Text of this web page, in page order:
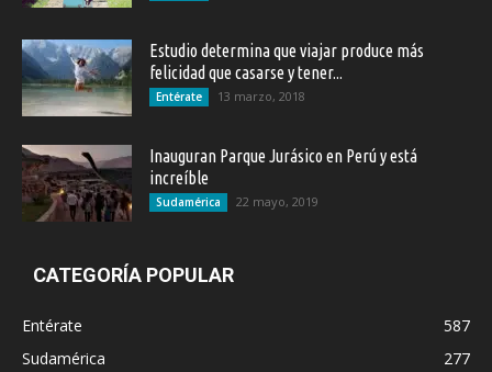
Estudio determina que viajar produce más
felicidad que casarse y tener...
Entérate 13 marzo, 2018
Inauguran Parque Jurásico en Perú y está
increíble
Sudamérica 22 mayo, 2019
CATEGORÍA POPULAR
Entérate
587
Sudamérica
277